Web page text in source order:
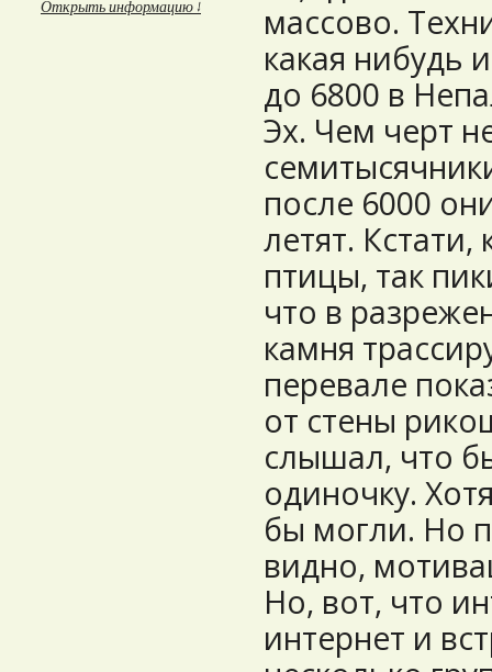
Открыть информацию ↓
массово.
какая нибудь
до 6800 в
Эх. Чем черт
после 6000
летят.
птицы, так
что в
камня
перевале
от стены
слышал, что
одиночку.
бы могли. Но
видно,
Но, вот, что
интернет и